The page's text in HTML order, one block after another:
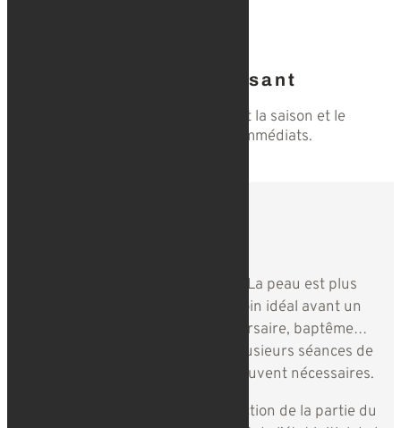
Non photosensibilisant
Il peut être réalisé quelque soit la saison et le
bronzage. Les résultats sont immédiats.
Le soin apporte un éclat immédiat ! La peau est plus
. C’est le soin idéal avant un
grand événement : mariage, anniversaire, baptême…
Pour obtenir un résultat optimal, plusieurs séances de
peeling de bio-revitalisation sont souvent nécessaires.
Le nombre de séances varie en fonction de la partie du